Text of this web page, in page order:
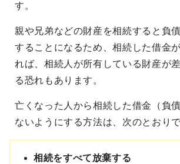
す。
親や兄弟などの財産を相続すると負
することになるため、相続した借金
れば、相続人が所有している財産が
る恐れもあります。
亡くなった人から相続した借金（負
ないようにする方法は、次のとおりで
相続をすべて放棄する